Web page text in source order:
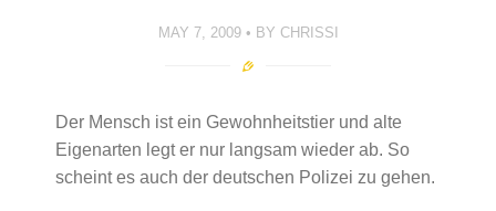
MAY 7, 2009 BY CHRISSI
Der Mensch ist ein Gewohnheitstier und alte
Eigenarten legt er nur langsam wieder ab. So
scheint es auch der deutschen Polizei zu gehen.